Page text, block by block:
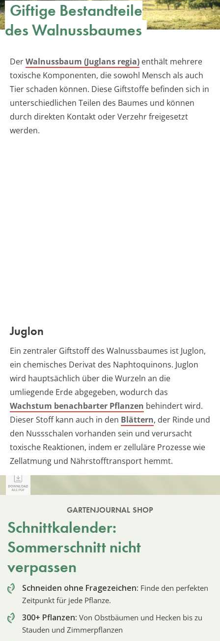
Giftige Bestandteile
des Walnussbaumes
DerWalnussbaum (Juglans regia) enthält mehrere
toxische Komponenten, die sowohl Mensch als auch
Tier schaden können. Diese Giftstoffe befinden sich in
unterschiedlichen Teilen des Baumes und können
durch direkten Kontakt oder Verzehr freigesetzt
werden.
Juglon
Ein zentraler Giftstoff des Walnussbaumes ist Juglon,
ein chemisches Derivat des Naphtoquinons. Juglon
wird hauptsächlich über die Wurzeln an die
umliegende Erde abgegeben, wodurch das
Wachstum benachbarter Pflanzen behindert wird.
Dieser Stoff kann auch in den Blättern, der Rinde und
den Nussschalen vorhanden sein und verursacht
toxische Reaktionen, indem er zelluläre Prozesse wie
Zellatmung und Nährstofftransport hemmt.
GARTENJOURNAL SHOP
Schnittkalender:
Sommerschnitt nicht
verpassen
Schneiden ohne Fragezeichen: Finde den perfekten
Zeitpunkt für jede Pflanze.
300+ Pflanzen: Von Obstbäumen und Hecken bis zu
Stauden und Zimmerpflanzen